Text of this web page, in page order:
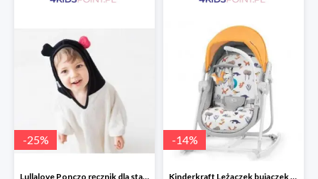
-25%
Lullalove Ponczo ręcznik dla starszych dzieci MRB
-14%
Kinderkraft Leżaczek bujaczek krzesełko Unimo Forest Yellow 5w1